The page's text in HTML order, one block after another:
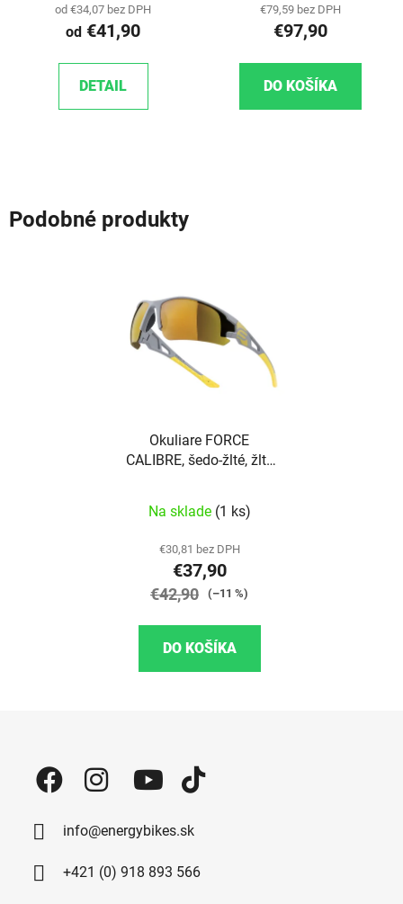
od €34,07 bez DPH
od €41,90
DETAIL
€79,59 bez DPH
€97,90
DO KOŠÍKA
Podobné produkty
Okuliare FORCE
CALIBRE, šedo-žlté, žlté
Na sklade (1 ks)
€30,81 bez DPH
€37,90
€42,90 (–11 %)
DO KOŠÍKA
info@energybikes.sk
+421 (0) 918 893 566